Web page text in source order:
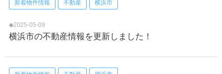
新着物件情報 不動産 横浜市
◆2025-05-09
横浜市の不動産情報を更新しました！